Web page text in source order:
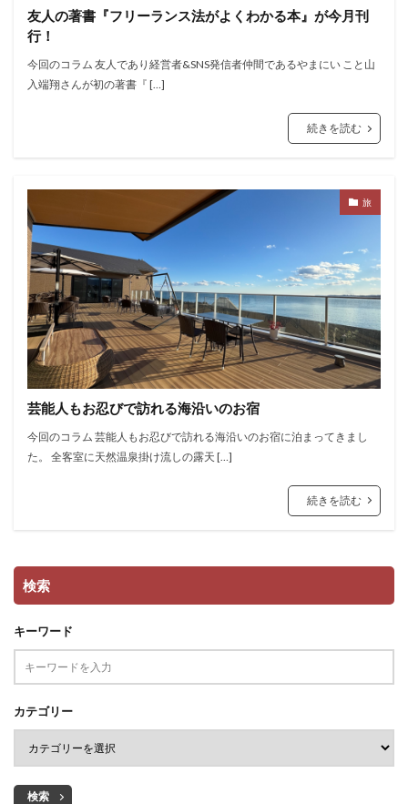
友人の著書『フリーランス法がよくわかる本』が今月刊
行！
今回のコラム 友人であり経営者&SNS発信者仲間であるやまにい こと山
入端翔さんが初の著書『 […]
続きを読む
旅
芸能人もお忍びで訪れる海沿いのお宿
今回のコラム 芸能人もお忍びで訪れる海沿いのお宿に泊まってきまし
た。 全客室に天然温泉掛け流しの露天 […]
続きを読む
検索
キーワード
カテゴリー
検索